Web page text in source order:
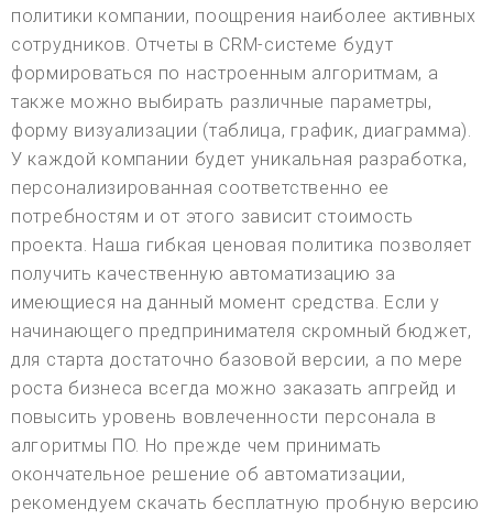
политики компании, поощрения наиболее активных
сотрудников. Отчеты в CRM-системе будут
формироваться по настроенным алгоритмам, а
также можно выбирать различные параметры,
форму визуализации (таблица, график, диаграмма).
У каждой компании будет уникальная разработка,
персонализированная соответственно ее
потребностям и от этого зависит стоимость
проекта. Наша гибкая ценовая политика позволяет
получить качественную автоматизацию за
имеющиеся на данный момент средства. Если у
начинающего предпринимателя скромный бюджет,
для старта достаточно базовой версии, а по мере
роста бизнеса всегда можно заказать апгрейд и
повысить уровень вовлеченности персонала в
алгоритмы ПО. Но прежде чем принимать
окончательное решение об автоматизации,
рекомендуем скачать бесплатную пробную версию